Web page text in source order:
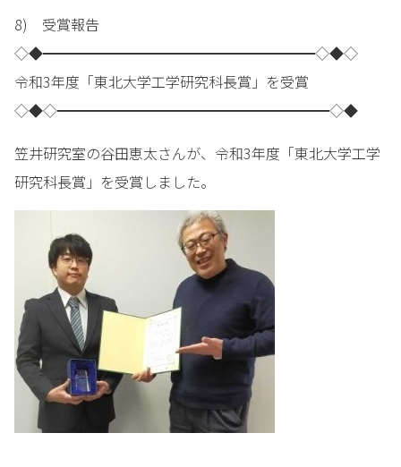
8) 受賞報告
◇◆━━━━━━━━━━━━━━━━━━━◇◆◇
令和3年度「東北大学工学研究科長賞」を受賞
◇◆◇━━━━━━━━━━━━━━━━━━━◇◆
笠井研究室の谷田恵太さんが、令和3年度「東北大学工学
研究科長賞」を受賞しました。